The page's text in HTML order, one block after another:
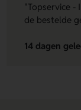
"Topservice -
de bestelde
14 dagen